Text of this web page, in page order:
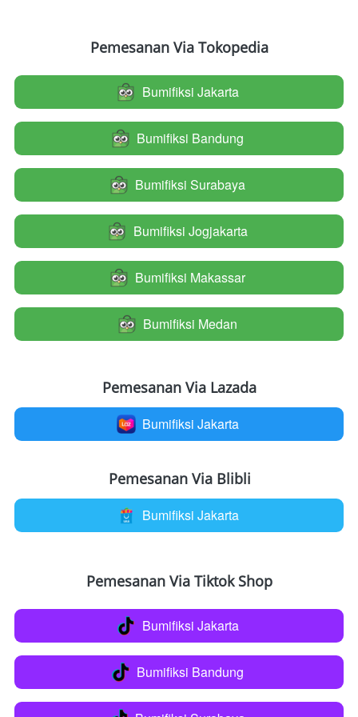
Pemesanan Via Tokopedia
` Bumifiksi Jakarta
` Bumifiksi Bandung
` Bumifiksi Surabaya
` Bumifiksi Jogjakarta
` Bumifiksi Makassar
` Bumifiksi Medan
Pemesanan Via Lazada
` Bumifiksi Jakarta
Pemesanan Via Blibli
` Bumifiksi Jakarta
Pemesanan Via Tiktok Shop
` Bumifiksi Jakarta
` Bumifiksi Bandung